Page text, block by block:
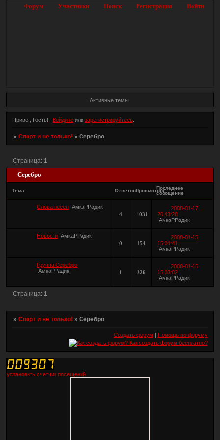
Форум Участники Поиск Регистрация Войти
Активные темы
Привет, Гость! Войдитеили зарегистрируйтесь.
» Спорт и не только! » Серебро
Серебро
Страница: 1
Тема ОтветовПросмотровПоследнее
сообщение
Слова песен АмкаРРадик
4
1031
2008-01-17
20:43:28
АмкаРРадик
Новости АмкаРРадик
0
154
2008-01-15
15:04:41
АмкаРРадик
Группа Серебро
АмкаРРадик
1 226
2008-01-15
15:03:02
АмкаРРадик
Страница: 1
» Спорт и не только! » Серебро
Создать форум | Помощь по форуму
установить счетчик посещений